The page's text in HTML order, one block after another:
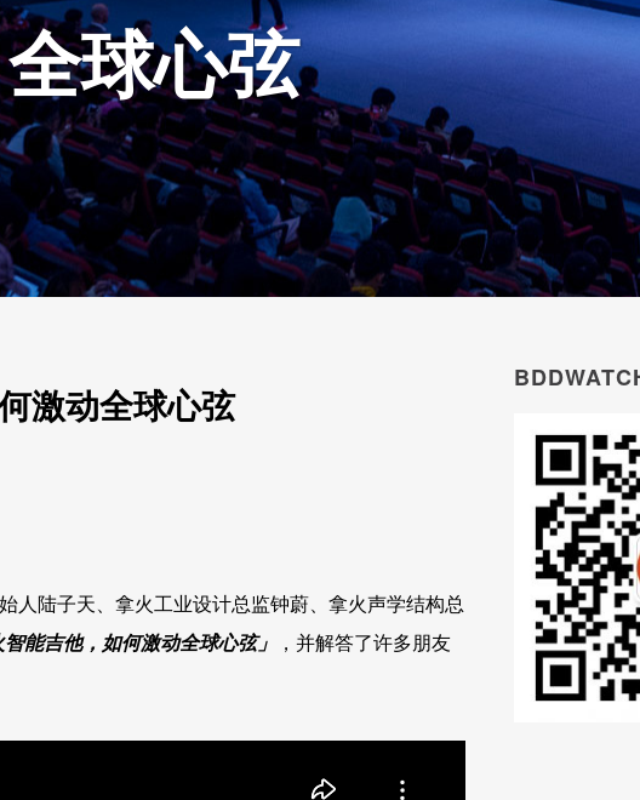
全球心弦
激动全球心弦
人陆子天、拿火工业设计总监钟蔚、拿火声学结构总
智能吉他，如何激动全球心弦」
，并解答了许多朋友